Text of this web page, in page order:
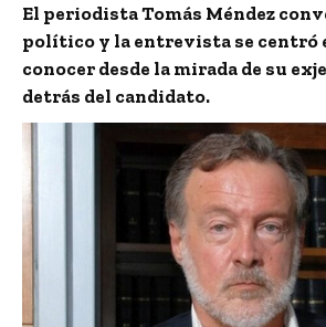
El periodista Tomás Méndez
político y la entrevista se centró
conocer desde la mirada de su
detrás del candidato.